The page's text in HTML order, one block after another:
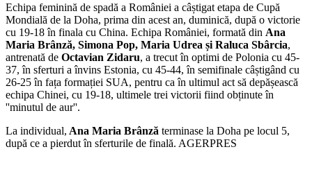
Echipa feminină de spadă a României a câștigat etapa de Cupă
Mondială de la Doha, prima din acest an, duminică, după o victorie
cu 19-18 în finala cu China. Echipa României, formată din Ana
Maria Brânză, Simona Pop, Maria Udrea și Raluca Sbârcia,
antrenată de Octavian Zidaru, a trecut în optimi de Polonia cu 45-
37, în sferturi a învins Estonia, cu 45-44, în semifinale câștigând cu
26-25 în fața formației SUA, pentru ca în ultimul act să depășească
echipa Chinei, cu 19-18, ultimele trei victorii fiind obținute în
''minutul de aur''.
La individual, Ana Maria Brânză terminase la Doha pe locul 5,
după ce a pierdut în sferturile de finală. AGERPRES